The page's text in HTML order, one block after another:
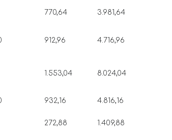
770,64 3.981,64
912,96 4.716,96
1.553,04 8.024,04
932,16 4.816,16
272,88 1.409,88